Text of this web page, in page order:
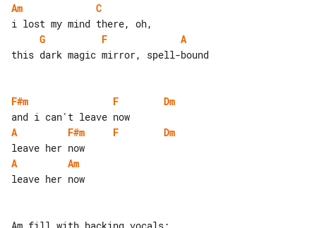
Am
C
G
F
A
this dark magic mirror, spell-bound
F#m F
Dm
A
F#m F
Dm
A
Am
leave her now